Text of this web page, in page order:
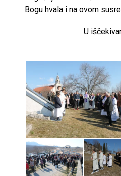
Bogu hvala i na ovom
U